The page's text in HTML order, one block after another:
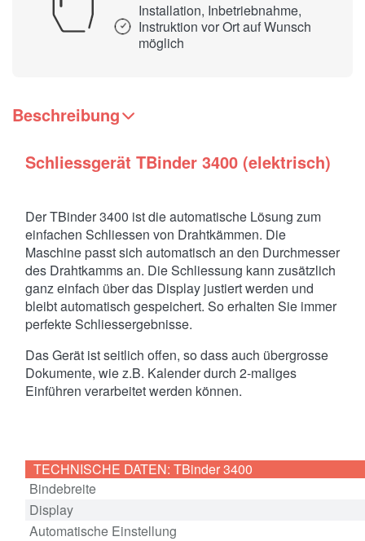
Installation, Inbetriebnahme,
Instruktion vor Ort auf Wunsch
möglich
Beschreibung
Schliessgerät TBinder 3400 (elektrisch)
Der TBinder 3400 ist die automatische Lösung zum
einfachen Schliessen von Drahtkämmen. Die
Maschine passt sich automatisch an den Durchmesser
des Drahtkamms an. Die Schliessung kann zusätzlich
ganz einfach über das Display justiert werden und
bleibt automatisch gespeichert. So erhalten Sie immer
perfekte Schliessergebnisse.
Das Gerät ist seitlich offen, so dass auch übergrosse
Dokumente, wie z.B. Kalender durch 2-maliges
Einführen verarbeitet werden können.
TECHNISCHE DATEN: TBinder 3400
Bindebreite
Display
Automatische Einstellung